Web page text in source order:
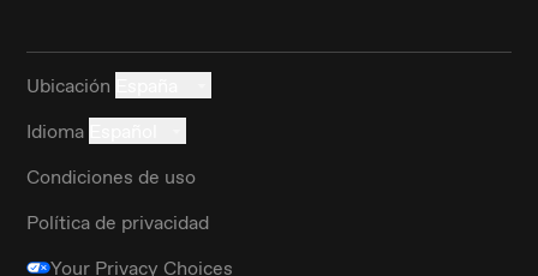
Ubicación
Idioma
Condiciones de uso
Política de privacidad
Your Privacy Choices